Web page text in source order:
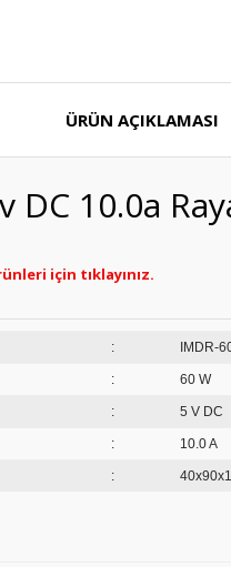
ÜRÜN AÇIKLAMASI
DC 10.0a
için tıklayınız.
:
: 60 W
: 5 V DC
: 10.0 A
: